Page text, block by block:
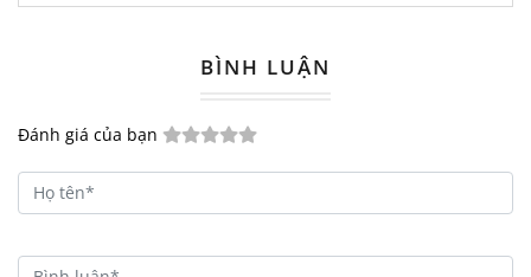
Chính Sách Bán Hàng Ưu Đãi
Sự Lựa Chọn Hoàn Hảo Cho
Không Gian Của Bạn
Bạn đang tìm kiếm mộtbộ bàn ghế cafe
BÌNH LUẬN
Đánh giá của bạn